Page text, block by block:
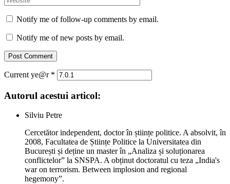
Notify me of follow-up comments by email.
Notify me of new posts by email.
Current ye@r *
Autorul acestui articol:
Silviu Petre
Cercetător independent, doctor în științe politice. A absolvit, în
2008, Facultatea de Științe Politice la Universitatea din
București și deține un master în „Analiza și soluționarea
conflictelor” la SNSPA. A obținut doctoratul cu teza „India's
war on terrorism. Between implosion and regional
hegemony”.